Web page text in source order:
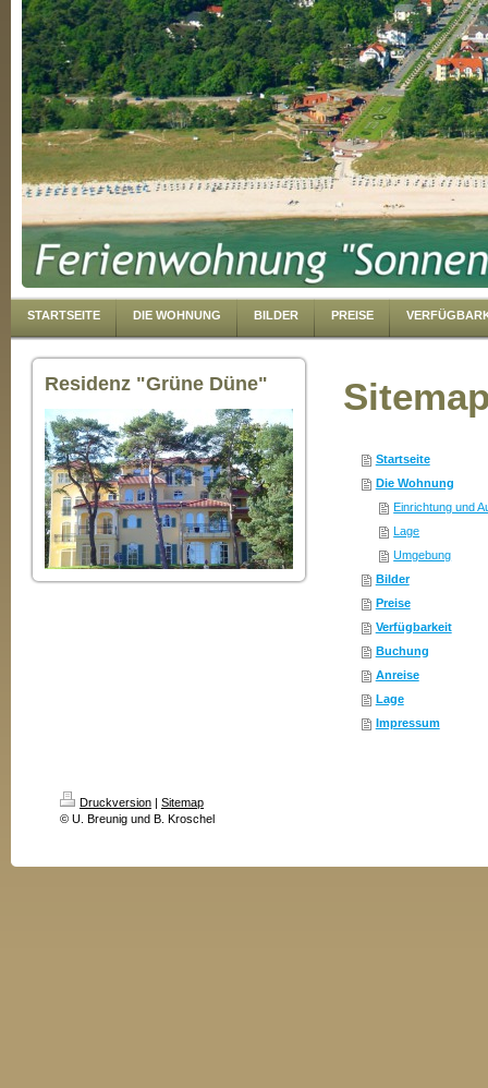
STARTSEITE DIE WOHNUNG BILDER PREISE
Residenz "Grüne Düne"
Startseite
Die Wohnung
Einrichtung und
Lage
Umgebung
Bilder
Preise
Verfügbarkeit
Buchung
Anreise
Lage
Impressum
Druckversion | Sitemap
© U. Breunig und B. Kroschel